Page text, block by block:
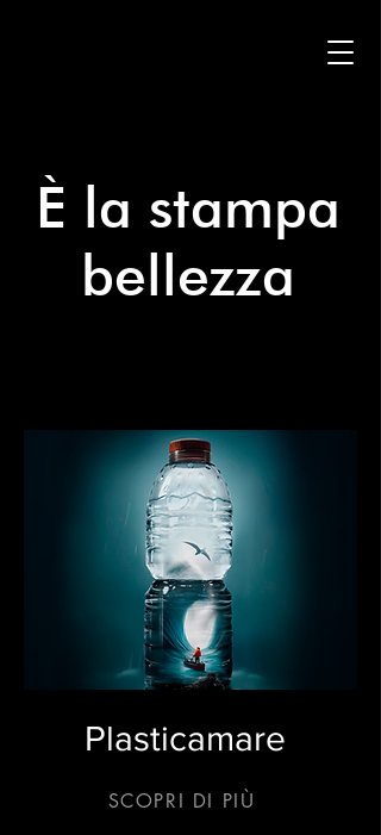
È la stampa
bellezza
Plasticamare
SCOPRI DI PIÙ